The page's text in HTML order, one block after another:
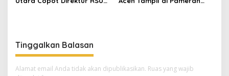
Tinggalkan Balasan
Alamat email Anda tidak akan dipublikasikan. Ruas yang wajib